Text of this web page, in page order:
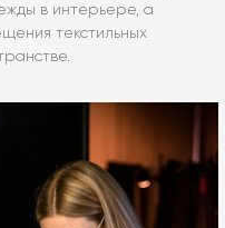
в интерьере, а
текстильных